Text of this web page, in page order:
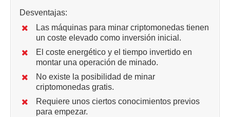
Desventajas:
Las máquinas para minar criptomonedas tienen
un coste elevado como inversión inicial.
El coste energético y el tiempo invertido en
montar una operación de minado.
No existe la posibilidad de minar
criptomonedas gratis.
Requiere unos ciertos conocimientos previos
para empezar.